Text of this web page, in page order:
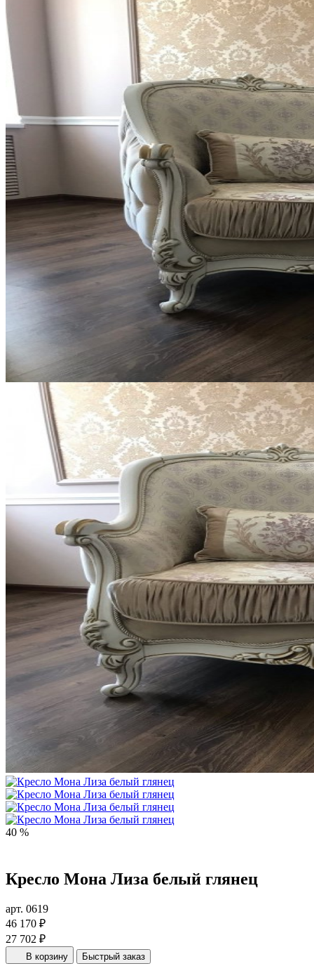
40 %
Кресло Мона Лиза белый глянец
арт. 0619
46 170 ₽
27 702 ₽
В корзину Быстрый заказ